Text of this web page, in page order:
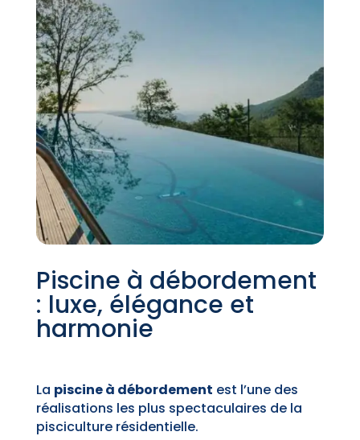
Piscine à débordement
: luxe, élégance et
harmonie
La piscine à débordement est l’une des
réalisations les plus spectaculaires de la
pisciculture résidentielle.